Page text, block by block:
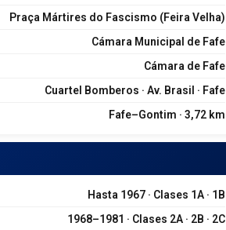
Praça Mártires do Fascismo (Feira Velha)
Cámara Municipal de Fafe
Cámara de Fafe
Cuartel Bomberos · Av. Brasil · Fafe
Fafe–Gontim · 3,72 km
Hasta 1967 · Clases 1A · 1B
1968–1981 · Clases 2A · 2B · 2C